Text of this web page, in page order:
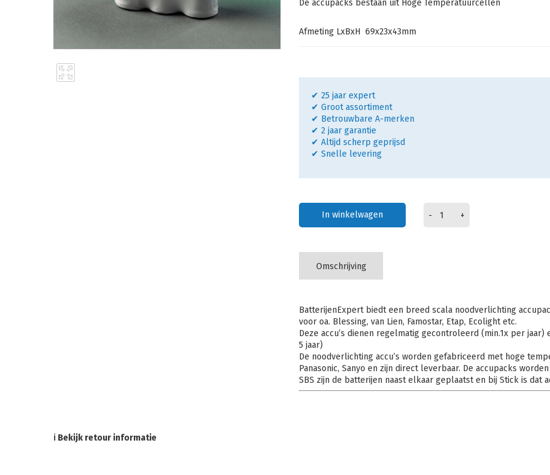
De accupacks bestaan uit Hoge Temperatuurcellen
Afmeting LxBxH 69x23x43mm
✔ 25 jaar expert
✔ Groot assortiment
✔ Betrouwbare A-merken
✔ 2 jaar garantie
✔ Altijd scherp geprijsd
✔ Snelle levering
In winkelwagen - +
Omschrijving
BatterijenExpert biedt een breed scala noodverlichting
voor oa. Blessing, van Lien, Famostar, Etap, Ecolight etc.
Deze accu’s dienen regelmatig gecontroleerd (min.1x per
5 jaar)
De noodverlichting accu’s worden gefabriceerd met hoge
Panasonic, Sanyo en zijn direct leverbaar. De accupacks
SBS zijn de batterijen naast elkaar geplaatst en bij Stick is dat
ℹ Bekijk retour informatie